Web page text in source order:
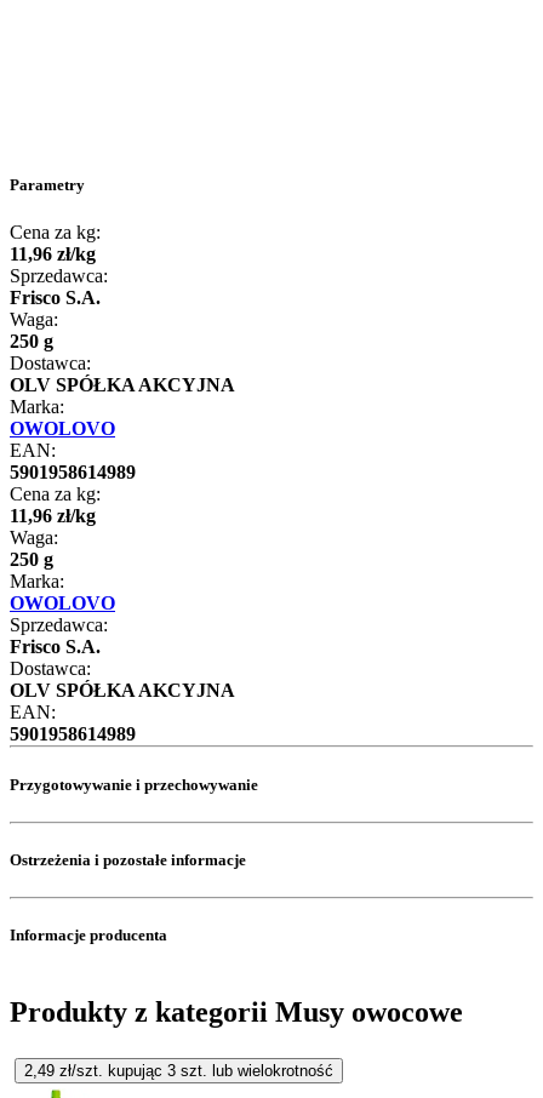
Parametry
Cena za kg:
11,96 zł/kg
Sprzedawca:
Frisco S.A.
Waga:
250 g
Dostawca:
OLV SPÓŁKA AKCYJNA
Marka:
OWOLOVO
EAN:
5901958614989
Cena za kg:
11,96 zł/kg
Waga:
250 g
Marka:
OWOLOVO
Sprzedawca:
Frisco S.A.
Dostawca:
OLV SPÓŁKA AKCYJNA
EAN:
5901958614989
Przygotowywanie i przechowywanie
Ostrzeżenia i pozostałe informacje
Informacje producenta
Produkty z kategorii Musy owocowe
2,49 zł/szt. kupując 3 szt. lub wielokrotność